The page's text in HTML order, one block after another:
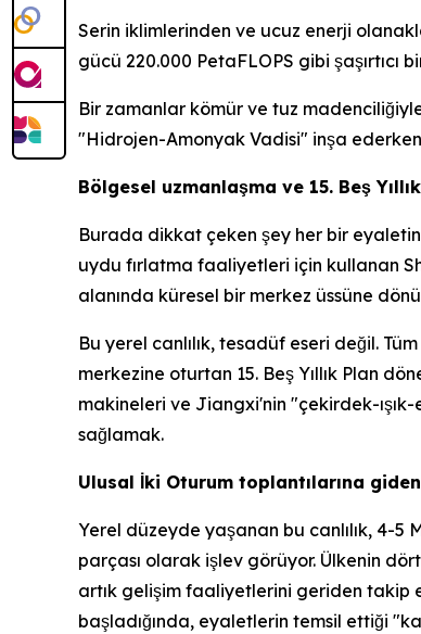
Serin iklimlerinden ve ucuz enerji
gücü 220.000 PetaFLOPS gibi şaşırtıcı
Bir zamanlar kömür ve tuz
"Hidrojen-Amonyak Vadisi" inşa
Bölgesel uzmanlaşma ve 15. Beş
Burada dikkat çeken şey her bir eyaletin
uydu fırlatma faaliyetleri için kullanan
alanında küresel bir merkez üssüne
Bu yerel canlılık, tesadüf eseri değil.
merkezine oturtan 15. Beş Yıllık Plan
makineleri ve Jiangxi'nin "çekirdek-
sağlamak.
Ulusal İki Oturum toplantılarına
Yerel düzeyde yaşanan bu canlılık, 4-5
parçası olarak işlev görüyor. Ülkenin
artık gelişim faaliyetlerini geriden takip
başladığında, eyaletlerin temsil ettiği